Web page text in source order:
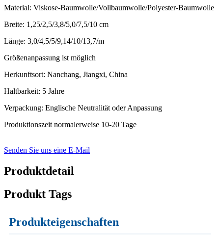
Material: Viskose-Baumwolle/Vollbaumwolle/Polyester-Baumwolle
Breite: 1,25/2,5/3,8/5,0/7,5/10 cm
Länge: 3,0/4,5/5/9,14/10/13,7/m
Größenanpassung ist möglich
Herkunftsort: Nanchang, Jiangxi, China
Haltbarkeit: 5 Jahre
Verpackung: Englische Neutralität oder Anpassung
Produktionszeit normalerweise 10-20 Tage
Senden Sie uns eine E-Mail
Produktdetail
Produkt Tags
Produkteigenschaften